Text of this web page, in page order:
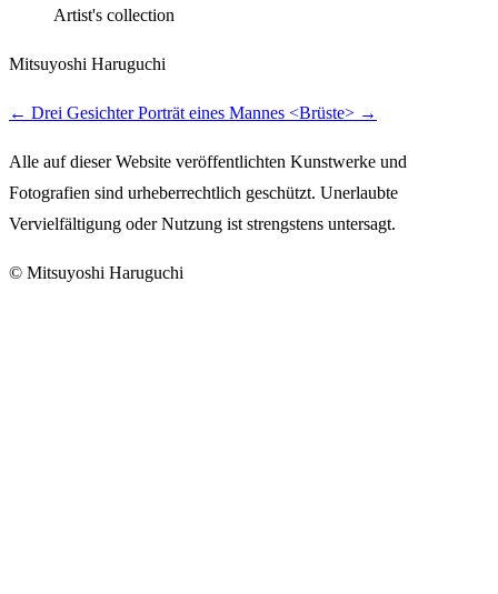
Artist's collection
Mitsuyoshi Haruguchi
← Drei Gesichter Porträt eines Mannes <Brüste> →
Alle auf dieser Website veröffentlichten Kunstwerke und
Fotografien sind urheberrechtlich geschützt. Unerlaubte
Vervielfältigung oder Nutzung ist strengstens untersagt.
© Mitsuyoshi Haruguchi